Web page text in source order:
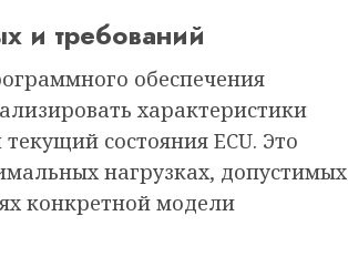
и требований
обеспечения
характеристики
состояния ECU. Это
нагрузках, допустимых
конкретной модели